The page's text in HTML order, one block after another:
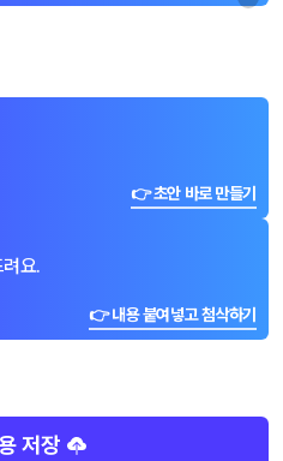
👉 초안 바로 만들기
요.
👉 내용 붙여넣고 첨삭하기
저장